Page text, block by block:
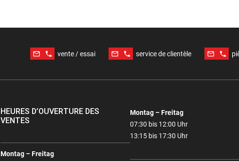
mail_outline phone vente / essai mail_outline phone service de clientèle mail_outline phone
HEURES D’OUVERTURE DES
VENTES
Montag – Freitag
Montag – Freitag
07:30 bis 12:00 Uhr
13:15 bis 17:30 Uhr